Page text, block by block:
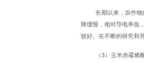
长期以来，农作
降缓慢，相对导电率低
较好。在不断的研究和
（3）玉米赤霉